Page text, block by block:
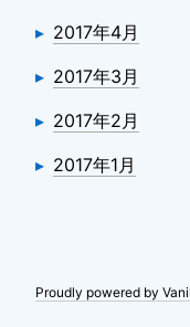
2017年4月
2017年3月
2017年2月
2017年1月
Proudly powered by